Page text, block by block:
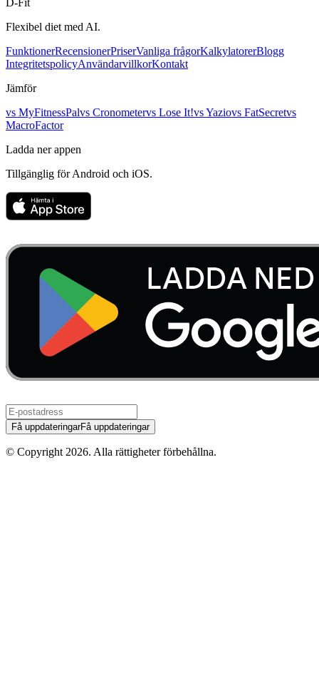
D-Fit
Flexibel diet med AI.
FunktionerRecensionerPriserVanliga frågorKalkylatorerBlogg
IntegritetspolicyAnvändarvillkorKontakt
Jämför
vs MyFitnessPalvs Cronometervs Lose It!vsYaziovs FatSecretvs
MacroFactor
Ladda ner appen
Tillgänglig för Android och iOS.
Få uppdateringarFå uppdateringar
© Copyright 2026. Alla rättigheter förbehållna.